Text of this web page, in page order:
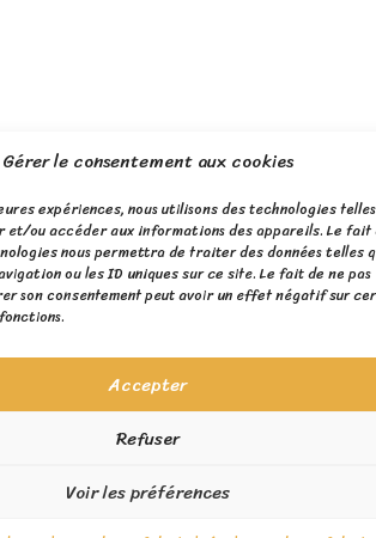
Gérer le consentement aux cookies
expériences, nous utilisons des technologies
et/ou accéder aux informations des appareils. Le fait
nous permettra de traiter des données telles
ou les ID uniques sur ce site. Le fait de ne pas
son consentement peut avoir un effet négatif sur
Accepter
Refuser
Voir les préférences